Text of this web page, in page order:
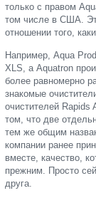
только с правом
том числе в США.
отношении того,
Например, Aqua
XLS, а Aquatron
более равномерно
знакомые
очистителей Rapids
том, что две
тем же общим
компании ранее
вместе, качество,
прежним. Просто
друга.